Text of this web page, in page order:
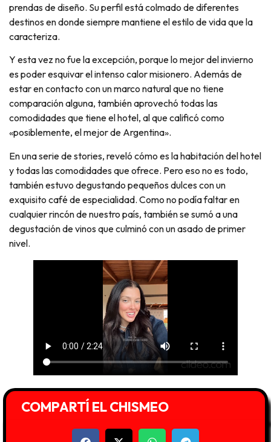
prendas de diseño. Su perfil está colmado de diferentes
destinos en donde siempre mantiene el estilo de vida que la
caracteriza.
Y esta vez no fue la excepción, porque lo mejor del invierno
es poder esquivar el intenso calor misionero. Además de
estar en contacto con un marco natural que no tiene
comparación alguna, también aprovechó todas las
comodidades que tiene el hotel, al que calificó como
«posiblemente, el mejor de Argentina».
En una serie de stories, reveló cómo es la habitación del hotel
y todas las comodidades que ofrece. Pero eso no es todo,
también estuvo degustando pequeños dulces con un
exquisito café de especialidad. Como no podía faltar en
cualquier rincón de nuestro país, también se sumó a una
degustación de vinos que culminó con un asado de primer
nivel.
COMPARTÍ EL CHISMEO